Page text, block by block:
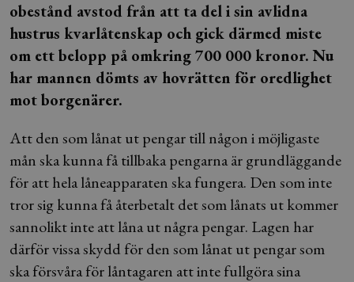
obestånd avstod från att ta del i sin avlidna
hustrus kvarlåtenskap och gick därmed miste
om ett belopp på omkring 700 000 kronor. Nu
har mannen dömts av hovrätten för oredlighet
mot borgenärer.
Att den som lånat ut pengar till någon i möjligaste
mån ska kunna få tillbaka pengarna är grundläggande
för att hela låneapparaten ska fungera. Den som inte
tror sig kunna få återbetalt det som lånats ut kommer
sannolikt inte att låna ut några pengar. Lagen har
därför vissa skydd för den som lånat ut pengar som
ska försvåra för låntagaren att inte fullgöra sina